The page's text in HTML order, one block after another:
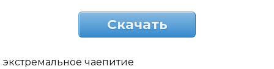
Скачать
экстремальное чаепитие